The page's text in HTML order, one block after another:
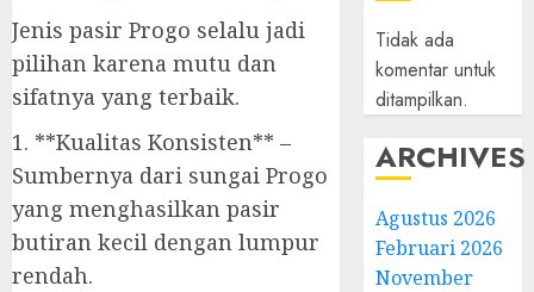
Jenis pasir Progo selalu jadi
pilihan karena mutu dan
sifatnya yang terbaik.
1. **Kualitas Konsisten** –
Sumbernya dari sungai Progo
yang menghasilkan pasir
butiran kecil dengan lumpur
rendah.
Tidak ada
komentar untuk
ditampilkan.
ARCHIVES
Agustus 2026
Februari 2026
November